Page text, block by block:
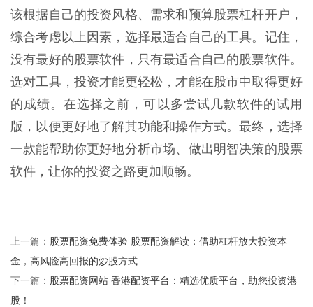
该根据自己的投资风格、需求和预算股票杠杆开户，
综合考虑以上因素，选择最适合自己的工具。记住，
没有最好的股票软件，只有最适合自己的股票软件。
选对工具，投资才能更轻松，才能在股市中取得更好
的成绩。在选择之前，可以多尝试几款软件的试用
版，以便更好地了解其功能和操作方式。最终，选择
一款能帮助你更好地分析市场、做出明智决策的股票
软件，让你的投资之路更加顺畅。
上一篇： 股票配资免费体验 股票配资解读：借助杠杆放大投资本
金，高风险高回报的炒股方式
下一篇： 股票配资网站 香港配资平台：精选优质平台，助您投资港
股！